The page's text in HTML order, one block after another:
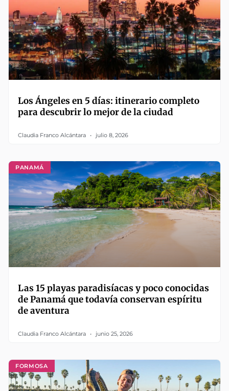
Los Ángeles en 5 días: itinerario completo
para descubrir lo mejor de la ciudad
Claudia Franco Alcántara julio 8, 2026
PANAMÁ
Las 15 playas paradisíacas y poco conocidas
de Panamá que todavía conservan espíritu
de aventura
Claudia Franco Alcántara junio 25, 2026
FORMOSA